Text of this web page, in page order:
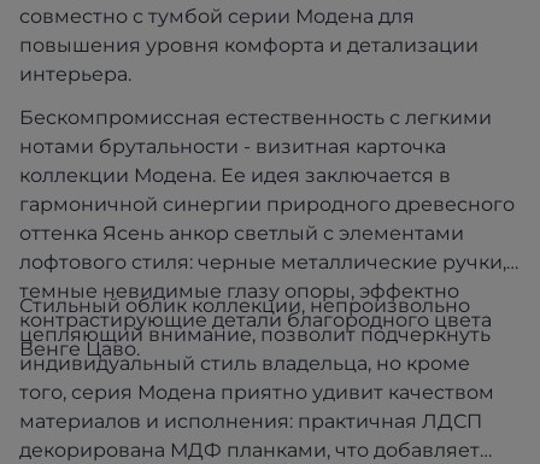
совместно с тумбой серии Модена для
повышения уровня комфорта и детализации
интерьера.
Бескомпромиссная естественность с легкими
нотами брутальности - визитная карточка
коллекции Модена. Ее идея заключается в
гармоничной синергии природного древесного
оттенка Ясень анкор светлый с элементами
лофтового стиля: черные металлические ручки,
темные невидимые глазу опоры, эффектно
контрастирующие детали благородного цвета
Венге Цаво.
Стильный облик коллекции, непроизвольно
цепляющий внимание, позволит подчеркнуть
индивидуальный стиль владельца, но кроме
того, серия Модена приятно удивит качеством
материалов и исполнения: практичная ЛДСП
декорирована МДФ планками, что добавляет